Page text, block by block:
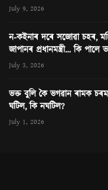
July 9, 2026
ন-কইনাৰ দৰে সজোৱা চহৰ,
জাপানৰ প্ৰধানমন্ত্ৰী… কি পালে
July 3, 2026
ভক্ত বুলি কৈ ভগৱান ৰামক চৰম
ঘটিল, কি নঘটিল?
July 1, 2026